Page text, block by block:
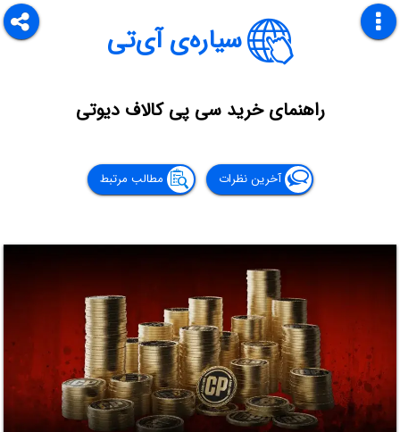
سیاره‌ی آی‌تی
راهنمای خرید سی پی کالاف دیوتی
آخرین نظرات مطالب مرتبط